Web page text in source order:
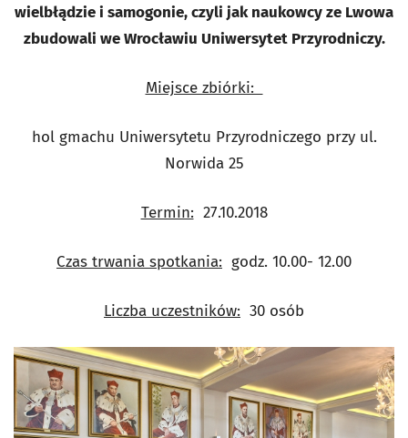
wielbłądzie i samogonie, czyli jak naukowcy ze Lwowa
zbudowali we Wrocławiu Uniwersytet Przyrodniczy.
Miejsce zbiórki:
hol gmachu Uniwersytetu Przyrodniczego przy ul.
Norwida 25
Termin: 27.10.2018
Czas trwania spotkania: godz. 10.00- 12.00
Liczba uczestników: 30 osób